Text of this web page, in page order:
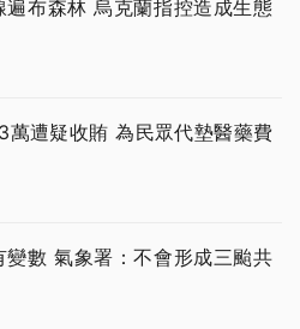
布森林 烏克蘭指控造成生態
萬遭疑收賄 為民眾代墊醫藥費
變數 氣象署：不會形成三颱共